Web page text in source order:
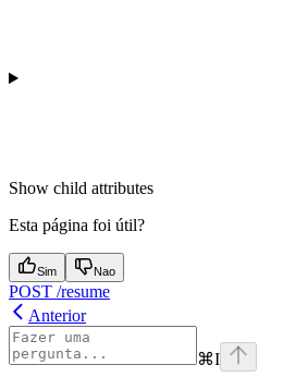
Show child attributes
Esta página foi útil?
Sim Nao
POST /resume
Anterior
⌘I